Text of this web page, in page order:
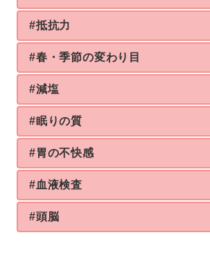
#抵抗力
#春・季節の変わり目
#減塩
#眠りの質
#胃の不快感
#血液検査
#頭脳